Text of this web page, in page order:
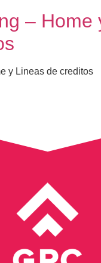
– Home
y Lineas de creditos